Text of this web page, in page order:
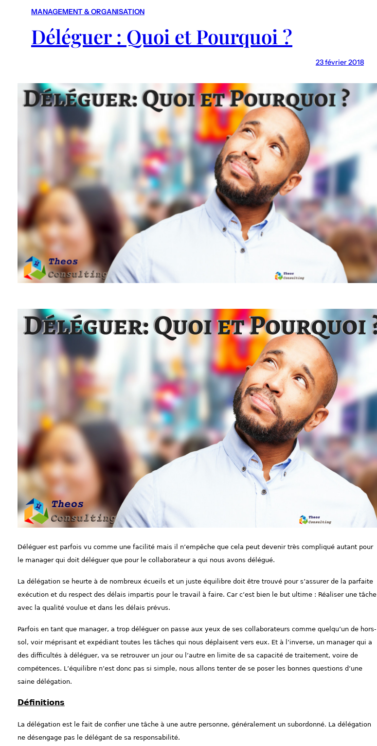
MANAGEMENT & ORGANISATION
Déléguer : Quoi et Pourquoi ?
23 février 2018
Déléguer est parfois vu comme une facilité mais il n’empêche que cela peut devenir très compliqué autant pour
le manager qui doit déléguer que pour le collaborateur a qui nous avons délégué.
La délégation se heurte à de nombreux écueils et un juste équilibre doit être trouvé pour s’assurer de la parfaite
exécution et du respect des délais impartis pour le travail à faire. Car c’est bien le but ultime : Réaliser une tâche
avec la qualité voulue et dans les délais prévus.
Parfois en tant que manager, a trop déléguer on passe aux yeux de ses collaborateurs comme quelqu’un de hors-
sol, voir méprisant et expédiant toutes les tâches qui nous déplaisent vers eux. Et à l’inverse, un manager qui a
des difficultés à déléguer, va se retrouver un jour ou l’autre en limite de sa capacité de traitement, voire de
compétences. L’équilibre n’est donc pas si simple, nous allons tenter de se poser les bonnes questions d’une
saine délégation.
Définitions
La délégation est le fait de confier une tâche à une autre personne, généralement un subordonné. La délégation
ne désengage pas le délégant de sa responsabilité.